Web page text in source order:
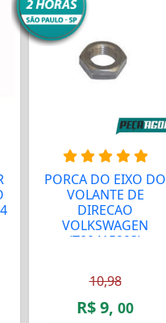
PORCA DO EIXO DO
VOLANTE DE
DIRECAO
VOLKSWAGEN
(T00415993)
10,98
R$ 9, 00